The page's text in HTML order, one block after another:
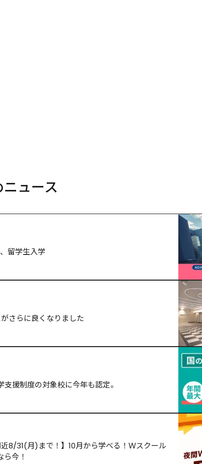
ュース
留学生入学
さらに良くなりました
援制度の対象校に今年も認定。
8/31(月)まで！】10月から学べる！Ｗスクール
今！